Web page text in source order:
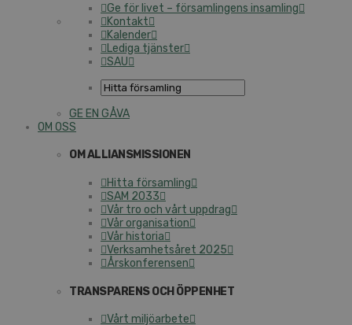
Ge för livet – församlingens insamling
Kontakt
Kalender
Lediga tjänster
SAU
GE EN GÅVA
OM OSS
OM ALLIANSMISSIONEN
Hitta församling
SAM 2033
Vår tro och vårt uppdrag
Vår organisation
Vår historia
Verksamhetsåret 2025
Årskonferensen
TRANSPARENS OCH ÖPPENHET
Vårt miljöarbete